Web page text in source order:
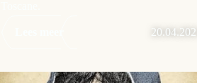
20.04.2021